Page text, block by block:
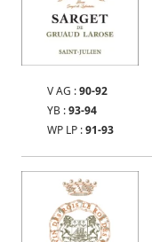
V AG :90-92
YB :93-94
WP LP :91-93